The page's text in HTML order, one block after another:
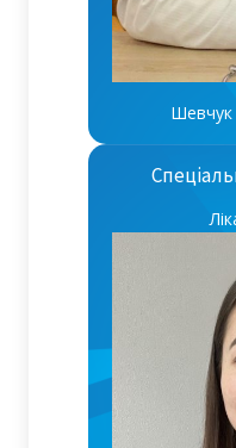
Шевчук